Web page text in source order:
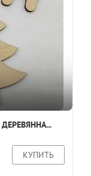
КУПИТЬ